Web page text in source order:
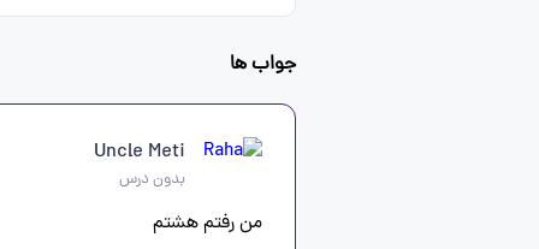
جواب ها
Uncle Meti
بدون درس
من رفتم هشتم